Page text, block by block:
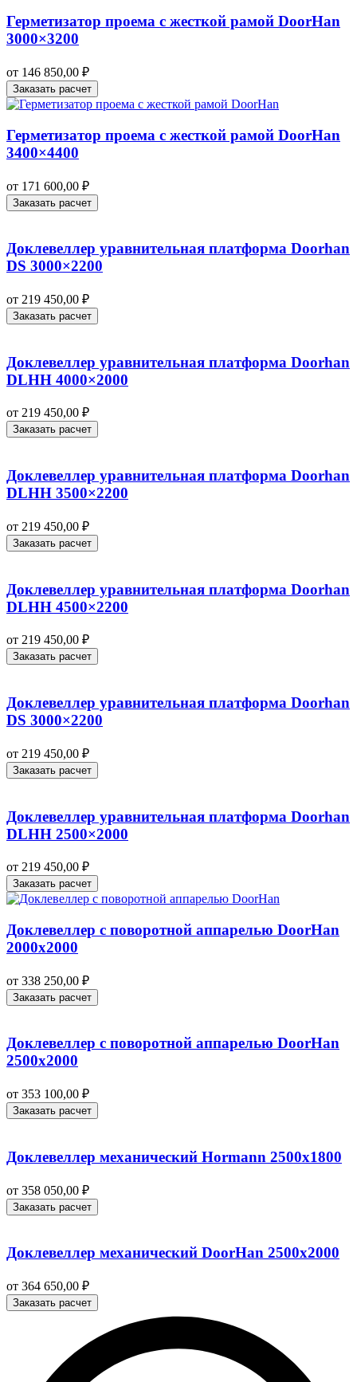
Герметизатор проема с жесткой рамой DoorHan
3000×3200
от 146 850,00 ₽
Заказать расчет
Герметизатор проема с жесткой рамой DoorHan
3400×4400
от 171 600,00 ₽
Заказать расчет
Доклевеллер уравнительная платформа Doorhan
DS 3000×2200
от 219 450,00 ₽
Заказать расчет
Доклевеллер уравнительная платформа Doorhan
DLHH 4000×2000
от 219 450,00 ₽
Заказать расчет
Доклевеллер уравнительная платформа Doorhan
DLHH 3500×2200
от 219 450,00 ₽
Заказать расчет
Доклевеллер уравнительная платформа Doorhan
DLHH 4500×2200
от 219 450,00 ₽
Заказать расчет
Доклевеллер уравнительная платформа Doorhan
DS 3000×2200
от 219 450,00 ₽
Заказать расчет
Доклевеллер уравнительная платформа Doorhan
DLHH 2500×2000
от 219 450,00 ₽
Заказать расчет
Доклевеллер с поворотной аппарелью DoorHan
2000х2000
от 338 250,00 ₽
Заказать расчет
Доклевеллер с поворотной аппарелью DoorHan
2500х2000
от 353 100,00 ₽
Заказать расчет
Доклевеллер механический Hormann 2500х1800
от 358 050,00 ₽
Заказать расчет
Доклевеллер механический DoorHan 2500х2000
от 364 650,00 ₽
Заказать расчет